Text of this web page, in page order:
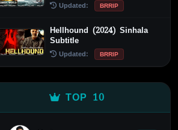
Updated: BRRIP
Hellhound (2024) Sinhala
Subtitle
Updated: BRRIP
TOP 10